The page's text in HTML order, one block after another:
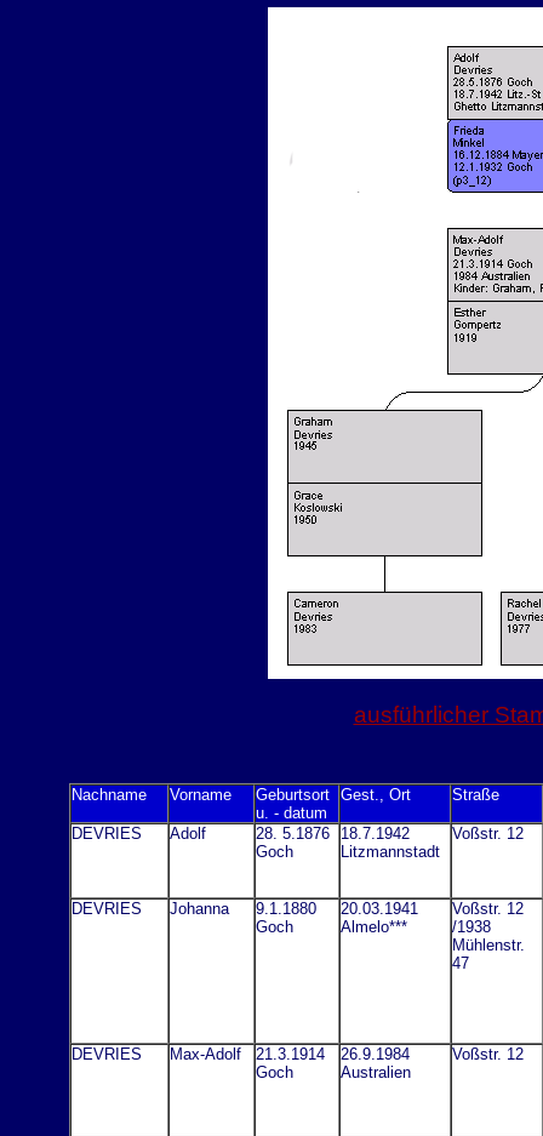
ausführlicher
Nachname Vorname
Geburtsort
u. - datum
Gest., Ort Straße
DEVRIES Adolf
28. 5.1876
Goch
18.7.1942
Litzmannstadt
Voßstr. 12
DEVRIES Johanna
9.1.1880
Goch
20.03.1941
Almelo***
Voßstr. 12
/1938
Mühlenstr.
47
DEVRIES Max-Adolf
21.3.1914
Goch
26.9.1984
Australien
Voßstr. 12